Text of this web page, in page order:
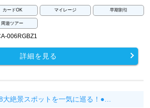
カードOK マイレージ 早期割引
周遊ツアー
006RGBZ1
詳細を見る
大絶景スポットを一気に巡る！●…